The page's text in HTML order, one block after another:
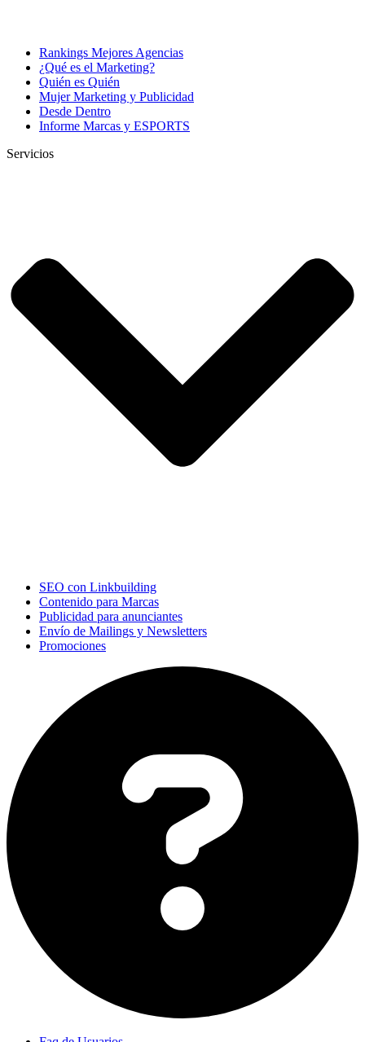
Rankings Mejores Agencias
¿Qué es el Marketing?
Quién es Quién
Mujer Marketing y Publicidad
Desde Dentro
Informe Marcas y ESPORTS
Servicios
SEO con Linkbuilding
Contenido para Marcas
Publicidad para anunciantes
Envío de Mailings y Newsletters
Promociones